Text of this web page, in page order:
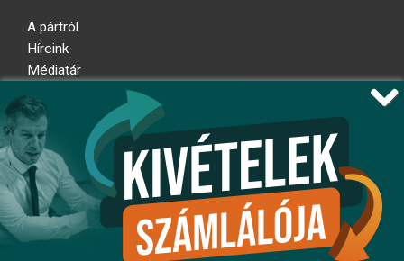
A pártról
Híreink
Médiatár
Adatkezelési nyilatkozat
Átláthatósági nyilatkozat
Ugrás az oldal tetejére
Kövessen minket!